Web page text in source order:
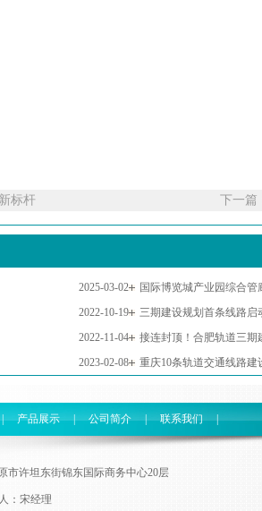
标杆 下一篇
2025-03-02
国际博览城产业园综合
2022-10-19
三期建设规划首条线路启
2022-11-04
接连封顶！合肥轨道三期
2023-02-08 重庆10条轨道交通线路建
产品展示 | 公司简介 | 联系我们 |
市许坦东街锦东国际商务中心20层
：宋经理